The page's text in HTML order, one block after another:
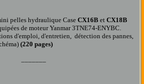
pelles hydraulique Case CX16B et CX18B
de moteur Yanmar 3TNE74-ENYBC.
d'emploi, d'entretien, détection des pannes,
(220 pages)